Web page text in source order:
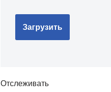
Загрузить
Отслеживать